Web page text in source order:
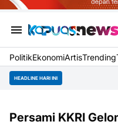
PolitikEkonomiArtisTrending
HEADLINE HARI INI
Persami KKRI